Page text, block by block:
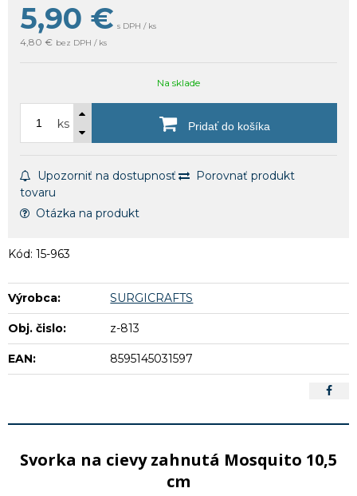
5,90 € s DPH / ks
4,80 € bez DPH / ks
Na sklade
ks Pridať do košíka
Upozorniť na dostupnosť
tovaru
Porovnať produkt
Otázka na produkt
Kód: 15-963
Výrobca: SURGICRAFTS
Obj. čislo: z-813
EAN: 8595145031597
Svorka na cievy zahnutá Mosquito 10,5
cm